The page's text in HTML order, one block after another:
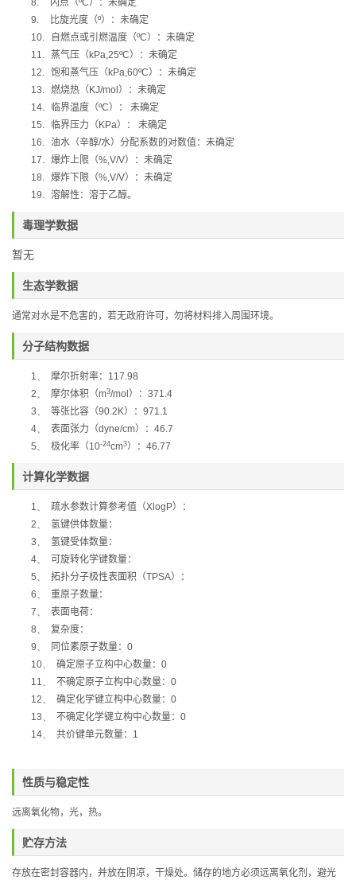
8.
闪点（ºC）：未确定
9.
比旋光度（º）：未确定
10.
自燃点或引燃温度（ºC）：未确定
11.
蒸气压（ kPa,25ºC）：未确定
12. 饱和蒸气压（ kPa,60ºC）：未确定
13. 燃烧热（ KJ/mol ）：未确定
14.
临界温度（ºC）：
未确定
15.
临界压力（ KPa）：
未确定
16. 油水（辛醇/水）分配系数的对数值：未确定
17. 爆炸上限（%,V/V）：未确定
18. 爆炸下限（%,V/V）：未确定
19. 溶解性：溶于乙醇。
毒理学数据
暂无
生态学数据
通常对水是不危害的，若无政府许可，勿将材料排入周围环境。
分子结构数据
1、 摩尔折射率： 117.98
2、
摩尔体积（m3/mol ）： 371.4
3、
等张比容（90.2K）： 971.1
4、
表面张力（dyne/cm）： 46.7
5、
极化率 （10-24cm3）： 46.77
计算化学数据
1、 疏水参数计算参考值（XlogP）：
2、
氢键供体数量：
3、
氢键受体数量：
4、
可旋转化学键数量：
5、
拓扑分子极性表面积（TPSA）：
6、
重原子数量：
7、
表面电荷：
8、
复杂度：
9、
同位素原子数量： 0
10、
确定原子立构中心数量： 0
11、
不确定原子立构中心数量： 0
12、
确定化学键立构中心数量： 0
13、
不确定化学键立构中心数量： 0
14、
共价键单元数量： 1
性质与稳定性
远离氧化物，光，热。
贮存方法
存放在密封容器内，并放在阴凉，干燥处。储存的地方必须远离氧化剂，避光